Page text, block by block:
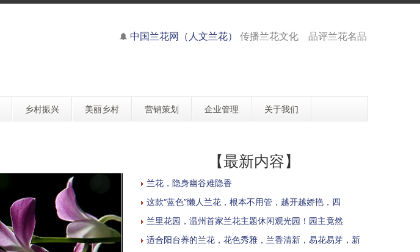
中国兰花网（人文兰花） 传播兰花文化 品评兰花名品
乡村振兴 美丽乡村 营销策划 企业管理 关于我们
【最新内容】
兰花，隐身幽谷难隐香
这款“蓝色”懒人兰花，根本不用管，越开越娇艳，四
兰里花园，温州首家兰花主题休闲观光园！园主竟然
适合阳台养的兰花，花色秀雅，兰香清新，易花易芽，新